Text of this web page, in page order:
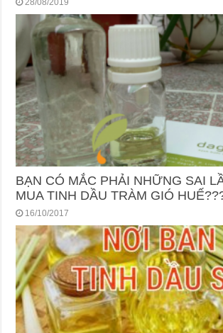
28/08/2019
BẠN CÓ MẮC PHẢI NHỮNG SAI
MUA TINH DẦU TRÀM GIÓ
16/10/2017